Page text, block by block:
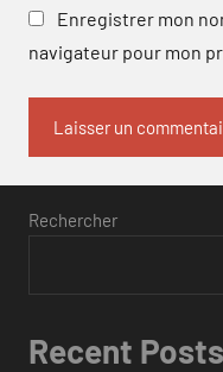
Enregistrer mon
navigateur pour mon
Rechercher
Recent Posts